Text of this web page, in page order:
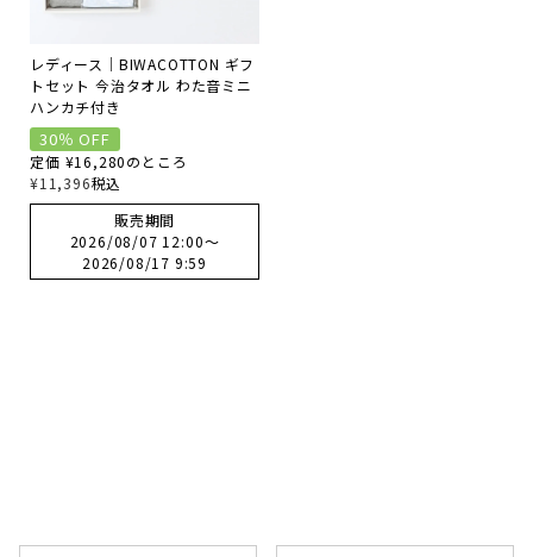
GOODS
ログイン / 会員登録
お気に入り
レディース｜BIWACOTTON ギフ
トセット 今治タオル わた音ミニ
ハンカチ付き
30％ OFF
定価 ¥16,280のところ
¥11,396税込
販売期間
2026/08/07 12:00〜
2026/08/17 9:59